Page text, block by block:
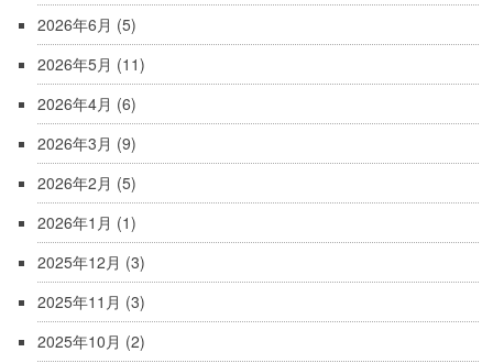
2026年6月 (5)
2026年5月 (11)
2026年4月 (6)
2026年3月 (9)
2026年2月 (5)
2026年1月 (1)
2025年12月 (3)
2025年11月 (3)
2025年10月 (2)